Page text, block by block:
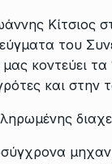
Κίτσιος
του
κοντεύει
και στην